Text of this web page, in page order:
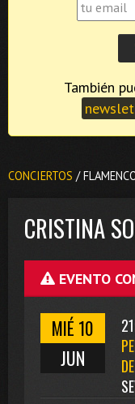
CONCIERTOS /
CRISTINA
EVENTO
MIÉ 10
JUN